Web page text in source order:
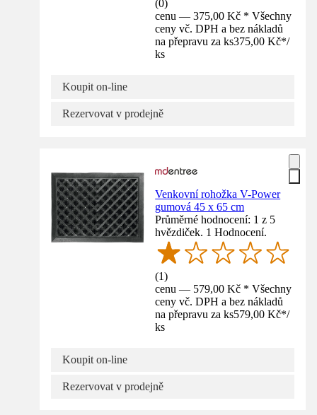
(0)
cenu — 375,00 Kč * Všechny
ceny vč. DPH a bez nákladů
na přepravu za ks375,00 Kč*/
ks
Koupit on-line
Rezervovat v prodejně
Venkovní rohožka V-Power
gumová 45 x 65 cm
Průměrné hodnocení: 1 z 5
hvězdiček. 1 Hodnocení.
(1)
cenu — 579,00 Kč * Všechny
ceny vč. DPH a bez nákladů
na přepravu za ks579,00 Kč*/
ks
Koupit on-line
Rezervovat v prodejně